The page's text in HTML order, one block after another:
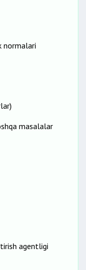
normalari
masalalar
agentligi